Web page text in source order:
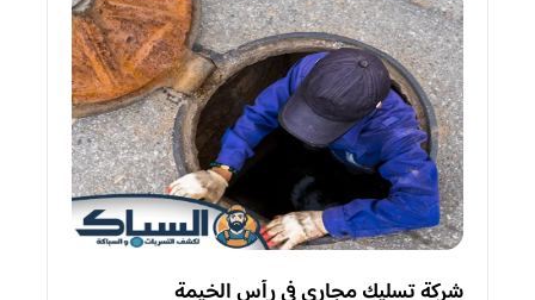
شركة تسليك مجاري في رأس الخيمة